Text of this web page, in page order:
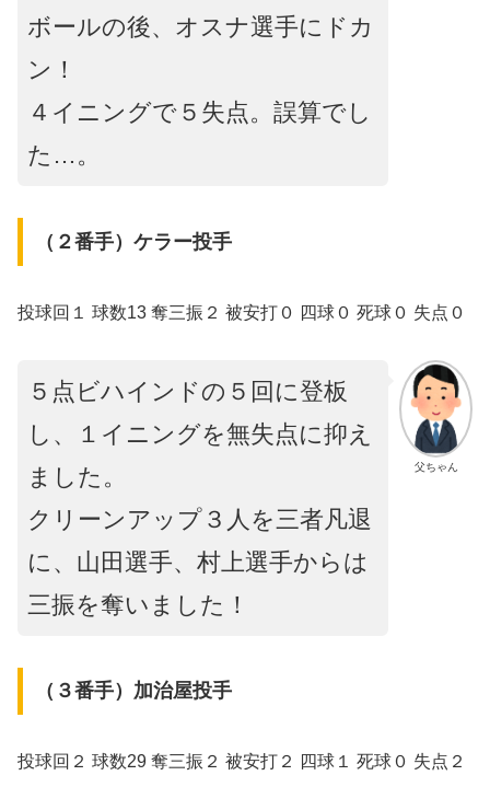
ボールの後、オスナ選手にドカ
ン！
４イニングで５失点。誤算でし
た…。
（２番手）ケラー投手
投球回１ 球数13 奪三振２ 被安打０ 四球０ 死球０ 失点０
父ちゃん
５点ビハインドの５回に登板
し、１イニングを無失点に抑え
ました。
クリーンアップ３人を三者凡退
に、山田選手、村上選手からは
三振を奪いました！
（３番手）加治屋投手
投球回２ 球数29 奪三振２ 被安打２ 四球１ 死球０ 失点２